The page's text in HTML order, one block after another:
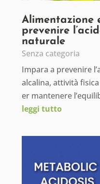
Alimentazione
prevenire
naturale
Senza categoria
Impara a prevenire
alcalina, attività
er mantenere
leggi tutto